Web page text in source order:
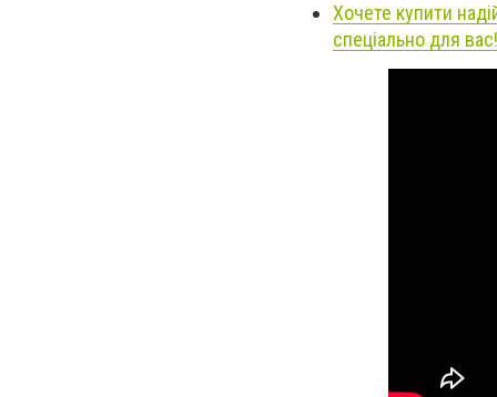
Хочете купити
спеціально для вас!